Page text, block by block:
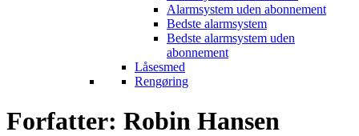
Alarmsystem uden abonnement
Bedste alarmsystem
Bedste alarmsystem uden
abonnement
Låsesmed
Rengøring
Forfatter: Robin Hansen